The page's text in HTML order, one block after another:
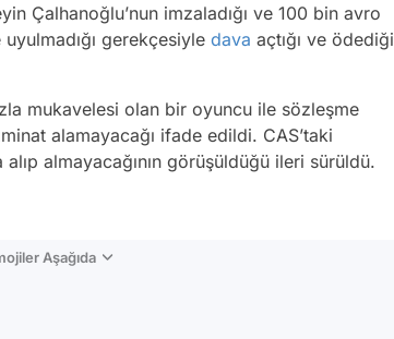
Çalhanoğlu’nun imzaladığı ve 100 bin avro
gerekçesiyle dava açtığı ve ödediği
mukavelesi olan bir oyuncu ile sözleşme
alamayacağı ifade edildi. CAS’taki
alıp almayacağının görüşüldüğü ileri sürüldü.
Aşağıda